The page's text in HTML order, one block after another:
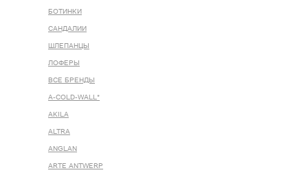
БОТИНКИ
САНДАЛИИ
ШЛЕПАНЦЫ
ЛОФЕРЫ
ВСЕ БРЕНДЫ
A-COLD-WALL*
AKILA
ALTRA
ANGLAN
ARTE ANTWERP